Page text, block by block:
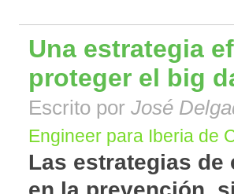
Una estrategia
proteger el big
Escrito por José
Engineer para Iberia de
Las estrategias